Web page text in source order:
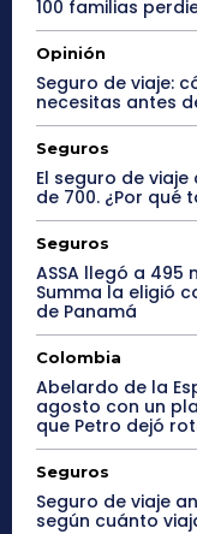
100 familias
Opinión
Seguro de viaje:
necesitas antes
Seguros
El seguro de
de 700. ¿Por
Seguros
ASSA llegó a 495
Summa la eligió
de Panamá
Colombia
Abelardo de la
agosto con un
que Petro dejó
Seguros
Seguro de viaje
según cuánto